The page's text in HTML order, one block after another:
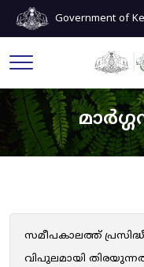
Government of
സമീപകാലത്ത്
വിപുലമായി